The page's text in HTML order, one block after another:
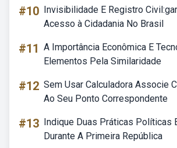
#10 Invisibilidade E Registro
Acesso à Cidadania No Brasil
#11 A Importância Econômica E
Elementos Pela Similaridade
#12 Sem Usar Calculadora Associe
Ao Seu Ponto Correspondente
#13 Indique Duas Práticas Políticas
Durante A Primeira República